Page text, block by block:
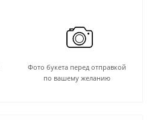
Фото букета перед отправкой
по вашему желанию